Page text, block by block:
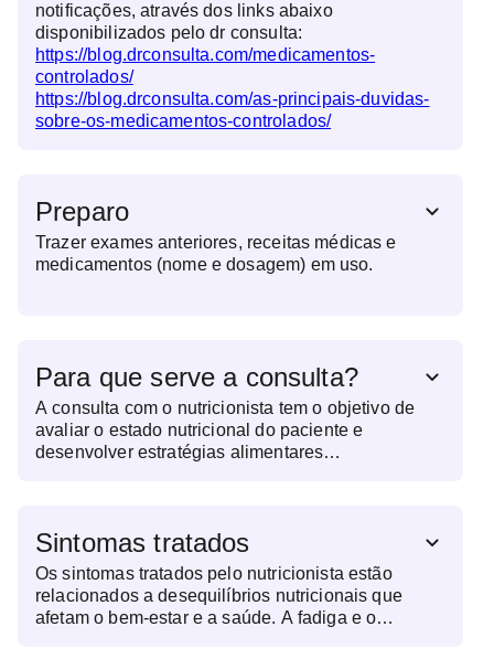
notificações, através dos links abaixo
disponibilizados pelo dr consulta:
https://blog.drconsulta.com/medicamentos-
controlados/
https://blog.drconsulta.com/as-principais-duvidas-
sobre-os-medicamentos-controlados/
Preparo
Trazer exames anteriores, receitas médicas e
medicamentos (nome e dosagem) em uso.
Para que serve a consulta?
A consulta com o nutricionista tem o objetivo de
avaliar o estado nutricional do paciente e
desenvolver estratégias alimentares
analisa hábitos alimentares, deficiências
nutricionais, composição corporal e fatores
metabólicos que possam impactar o bem-estar.
Além do planejamento alimentar, o
acompanhamento nutricional é fundamental para
Sintomas tratados
Os sintomas tratados pelo nutricionista estão
relacionados a desequilíbrios nutricionais que
afetam o bem-estar e a saúde. A fadiga e o